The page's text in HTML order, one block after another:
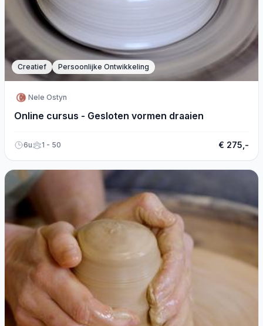
Creatief Persoonlijke Ontwikkeling
Nele Ostyn
Online cursus - Gesloten vormen draaien
6u 1 - 50 € 275,-